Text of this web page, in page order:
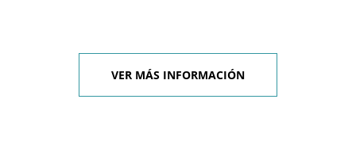
VER MÁS INFORMACIÓN